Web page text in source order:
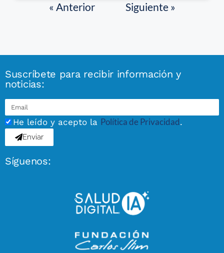
« Anterior Siguiente »
Suscríbete para recibir información y
noticias:
He leído y acepto la Política de Privacidad.
Enviar
Síguenos: